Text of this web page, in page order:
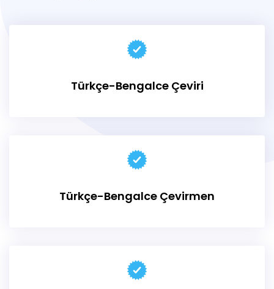
Türkçe-Bengalce Çeviri
Türkçe-Bengalce Çevirmen